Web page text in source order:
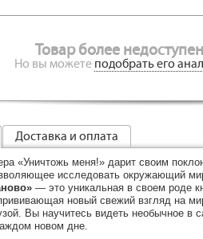
Товар более
Но вы можете подобрать его
Доставка и оплата
«Уничтожь меня!» дарит своим
исследовать окружающий
— это уникальная в своем роде
новый свежий взгляд на
Вы научитесь видеть необычное в
новом дне.